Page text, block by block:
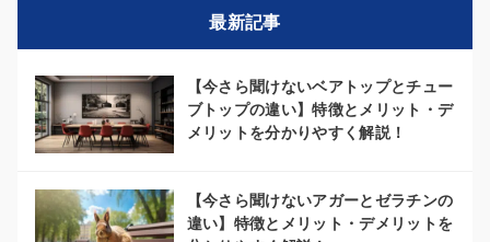
最新記事
【今さら聞けないベアトップとチュー
ブトップの違い】特徴とメリット・デ
メリットを分かりやすく解説！
【今さら聞けないアガーとゼラチンの
違い】特徴とメリット・デメリットを